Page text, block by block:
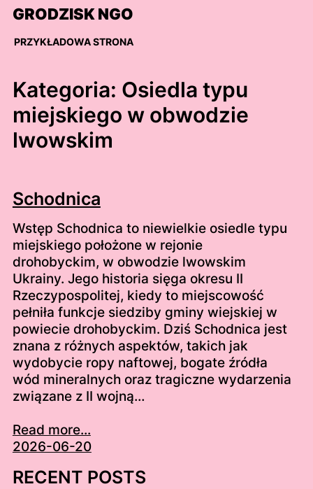
Skip
content
GRODZISK NGO
PRZYKŁADOWA STRONA
Kategoria: Osiedla typu
miejskiego w obwodzie
lwowskim
Schodnica
Wstęp Schodnica to niewielkie osiedle typu
miejskiego położone w rejonie
drohobyckim, w obwodzie lwowskim
Ukrainy. Jego historia sięga okresu II
Rzeczypospolitej, kiedy to miejscowość
pełniła funkcje siedziby gminy wiejskiej w
powiecie drohobyckim. Dziś Schodnica jest
znana z różnych aspektów, takich jak
wydobycie ropy naftowej, bogate źródła
wód mineralnych oraz tragiczne wydarzenia
związane z II wojną…
Read more...
2026-06-20
RECENT POSTS